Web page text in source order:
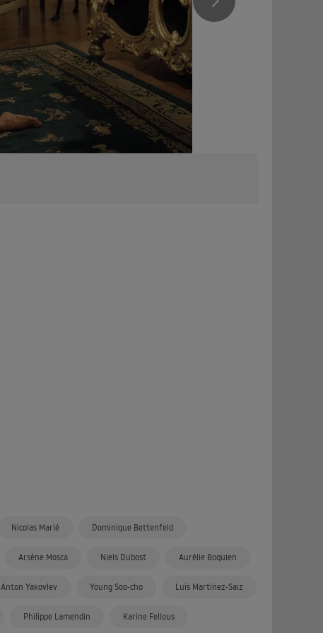
Nicolas Marié Dominique Bettenfeld
Arsène Mosca Niels Dubost Aurélie Boquien
Anton Yakovlev Young Soo-cho Luis Martínez-Saiz
Philippe Lamendin Karine Fellous